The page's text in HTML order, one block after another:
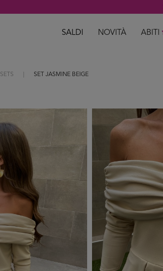
SALDI NOVITÀ ABITI
SETS SET JASMINE BEIGE